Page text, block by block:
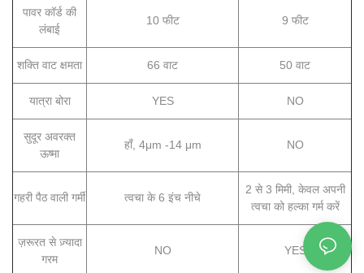
पावर कॉर्ड की
लंबाई
10 फीट 9 फीट
शक्ति वाट क्षमता 66 वाट 50 वाट
यात्रा बोरा YES NO
सुदूर अवरक्त
ऊष्मा
हाँ, 4μm -14 μm NO
गहरी पैठ वाली गर्मी त्वचा के 6 इंच नीचे
2 से 3 मिमी, केवल अपनी
त्वचा को हल्का गर्म करें
ज़रूरत से ज़्यादा
गरम
NO YES